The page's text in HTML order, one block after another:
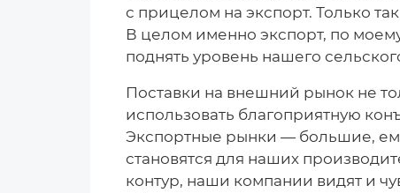
с прицелом на экспорт. Только
В целом именно экспорт, по
поднять уровень нашего
Поставки на внешний рынок не
использовать благоприятную
Экспортные рынки — большие,
становятся для наших
контур, наши компании видят и